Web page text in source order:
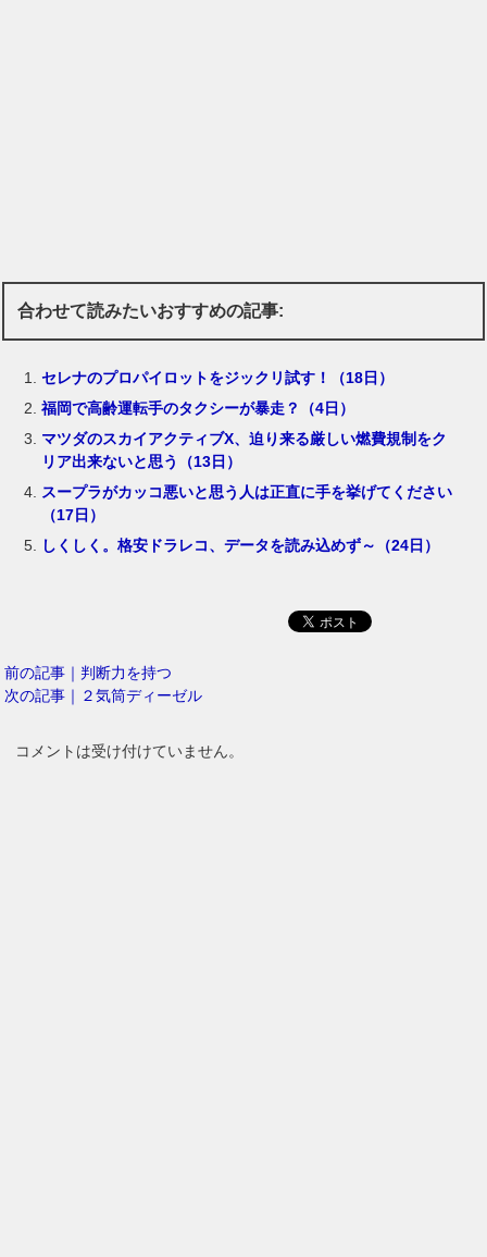
合わせて読みたいおすすめの記事:
セレナのプロパイロットをジックリ試す！（18日）
福岡で高齢運転手のタクシーが暴走？（4日）
マツダのスカイアクティブX、迫り来る厳しい燃費規制をク
リア出来ないと思う（13日）
スープラがカッコ悪いと思う人は正直に手を挙げてください
（17日）
しくしく。格安ドラレコ、データを読み込めず～（24日）
前の記事｜判断力を持つ
次の記事｜２気筒ディーゼル
コメントは受け付けていません。